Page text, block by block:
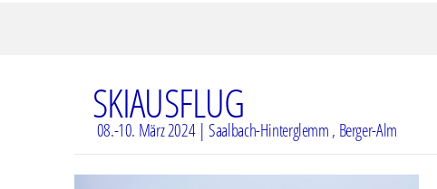
SKIAUSFLUG
08.-10. März 2024 | Saalbach-Hinterglemm , Berger-Alm